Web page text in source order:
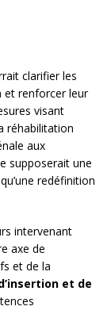
clarifier les
et renforcer leur
visant
réhabilitation
aux
supposerait une
redéfinition
intervenant
axe de
et de la
et de